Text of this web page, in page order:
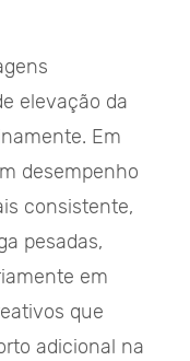
elevação da
Em
desempenho
consistente,
pesadas,
em
que
adicional na